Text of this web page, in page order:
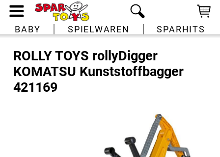
BABY SPIELWAREN SPARHITS
ROLLY TOYS rollyDigger
KOMATSU Kunststoffbagger
421169